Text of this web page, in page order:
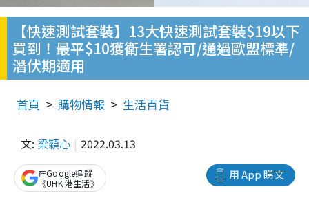
【快速測試套裝】13大快速測試套裝$19以下
買到！最平$10獲衛生署認可/通過歐盟標準/
潛伏期適用
首頁 購物情報 生活百貨
文: 梁穎心 2022.03.13
用 App 睇文
在Google追蹤
《UHK 港生活》